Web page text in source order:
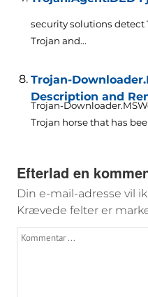
security solutions detect
Trojan and...
Trojan-
Description and
Trojan-
Trojan horse that has
Efterlad en
Din e-mail-adresse vil
Krævede felter er